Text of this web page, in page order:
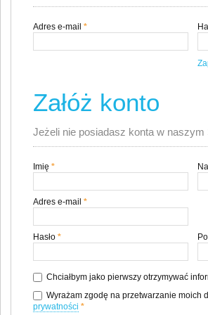
*
Adres e-mail
Załóż konto
Jeżeli nie posiadasz konta w
*
Imię
*
Adres e-mail
*
Hasło
Chciałbym jako pierwszy otrzymywać
Wyrażam zgodę na przetwarzanie moich
prywatności *